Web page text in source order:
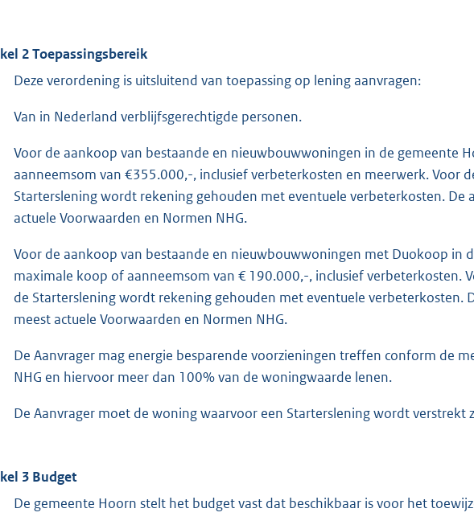
2 Toepassingsbereik
Deze verordening is uitsluitend van toepassing op lening aanvragen:
Van in Nederland verblijfsgerechtigde personen.
Voor de aankoop van bestaande en nieuwbouwwoningen in de gemeente
aanneemsom van €355.000,-, inclusief verbeterkosten en meerwerk. Voor
Starterslening wordt rekening gehouden met eventuele verbeterkosten.
actuele Voorwaarden en Normen NHG.
Voor de aankoop van bestaande en nieuwbouwwoningen met Duokoop in
maximale koop of aanneemsom van € 190.000,-, inclusief verbeterkosten.
de Starterslening wordt rekening gehouden met eventuele verbeterkosten.
meest actuele Voorwaarden en Normen NHG.
De Aanvrager mag energie besparende voorzieningen treffen conform de
NHG en hiervoor meer dan 100% van de woningwaarde lenen.
De Aanvrager moet de woning waarvoor een Starterslening wordt verstrekt
3 Budget
De gemeente Hoorn stelt het budget vast dat beschikbaar is voor het